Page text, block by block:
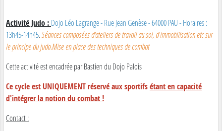
Activité Judo : Dojo Léo Lagrange - Rue Jean Genèse - 64000 PAU - Horaires :
13h45-14h45.Séances composées d'ateliers de travail au sol, d'immobilisation etc sur
le principe du judo.Mise en place des techniques de combat
Cette activité est encadrée par Bastien du Dojo Palois
Ce cycle est UNIQUEMENT réservé aux sportifsétant en capacité
d'intégrer la notion du combat !
Contact :